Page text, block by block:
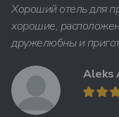
Хороший отель для
хорошие,
дружелюбны и
Aleks